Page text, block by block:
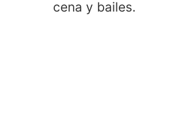
cena y bailes.